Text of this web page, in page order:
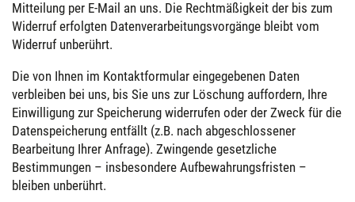
Mitteilung per E-Mail an uns. Die Rechtmäßigkeit der bis zum
Widerruf erfolgten Datenverarbeitungsvorgänge bleibt vom
Widerruf unberührt.
Die von Ihnen im Kontaktformular eingegebenen Daten
verbleiben bei uns, bis Sie uns zur Löschung auffordern, Ihre
Einwilligung zur Speicherung widerrufen oder der Zweck für die
Datenspeicherung entfällt (z.B. nach abgeschlossener
Bearbeitung Ihrer Anfrage). Zwingende gesetzliche
Bestimmungen – insbesondere Aufbewahrungsfristen –
bleiben unberührt.